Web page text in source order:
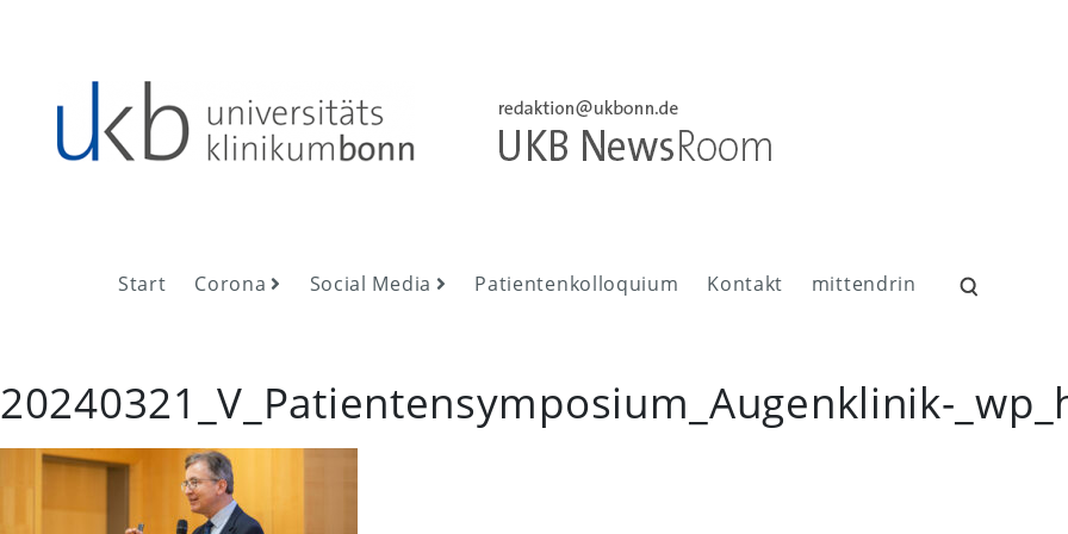
Start Corona Social Media Patientenkolloquium Kontakt mittendrin
Suchen
20240321_V_Patientensymposium_Augenklinik-